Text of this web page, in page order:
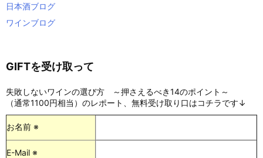
日本酒ブログ
ワインブログ
GIFTを受け取って
失敗しないワインの選び方 ～押さえるべき14のポイント～
（通常1100円相当）のレポート、無料受け取り口はコチラです↓
お名前 ※
E-Mail ※